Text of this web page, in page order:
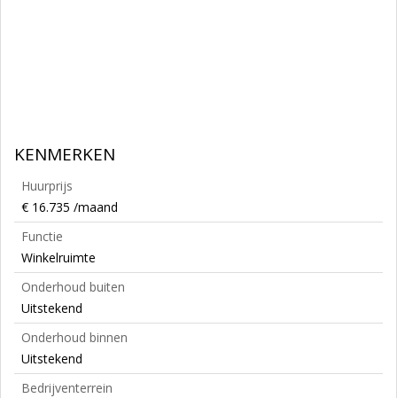
KENMERKEN
Huurprijs
€ 16.735 /maand
Functie
Winkelruimte
Onderhoud buiten
Uitstekend
Onderhoud binnen
Uitstekend
Bedrijventerrein